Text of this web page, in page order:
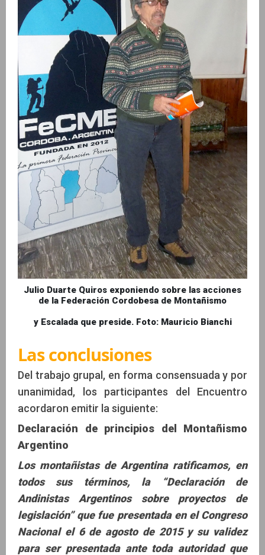
Julio Duarte Quiros exponiendo sobre las acciones
de la Federación Cordobesa de Montañismo
y Escalada que preside. Foto: Mauricio Bianchi
Las conclusiones
Del trabajo grupal, en forma consensuada y por
unanimidad, los participantes del Encuentro
acordaron emitir la siguiente:
Declaración de principios del Montañismo
Argentino
Los montañistas de Argentina ratificamos, en
todos sus términos, la “Declaración de
Andinistas Argentinos sobre proyectos de
legislación” que fue presentada en el Congreso
Nacional el 6 de agosto de 2015 y su validez
para ser presentada ante toda autoridad que